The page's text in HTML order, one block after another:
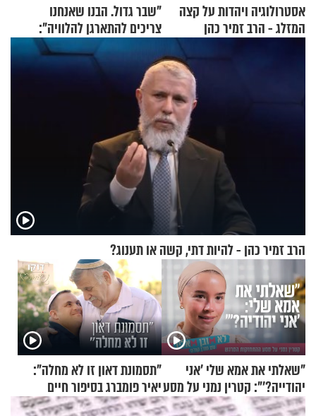
אסטרולוגיה ויהדות על קצה
המזלג - הרב זמיר כהן
"שבר גדול. הבנו שאנחנו
צריכים להתארגן להלוויה":
זוגיות במבחן, הפעם עם מרים
וגד דנינו
הרב זמיר כהן - להיות דתי, קשה או תענוג?
"שאלתי את אמא שלי 'אני
יהודייה?'": קטרין נמני על מסע
ההתחזקות המרגש
"תסמונת דאון זו לא מחלה":
יאיר פומברג בסיפור חיים
מעורר השראה